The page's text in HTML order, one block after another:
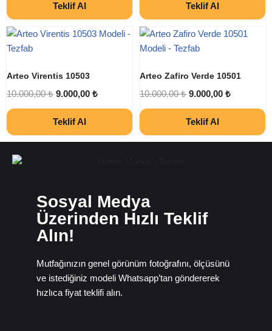
Teklif Al Teklif Al
Arteo Virentis 10503
10.000,00₺ 9.000,00 ₺
Teklif Al
Arteo Zafiro Verde 10501
10.000,00₺ 9.000,00 ₺
Teklif Al
Sosyal Medya
Üzerinden Hızlı Teklif
Alın!
Mutfağınızın genel görünüm fotoğrafını, ölçüsünü
ve istediğiniz modeli Whatsapp’tan göndererek
hızlıca fiyat teklifi alın.